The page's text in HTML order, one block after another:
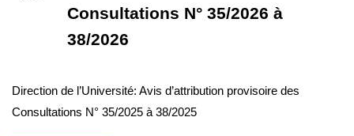
Consultations N° 35/2026 à
38/2026
Direction de l’Université: Avis d’attribution provisoire des
Consultations N° 35/2025 à 38/2025